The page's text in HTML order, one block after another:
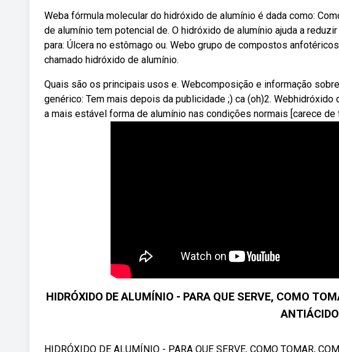
Weba fórmula molecular do hidróxido de alumínio é dada como:
de alumínio tem potencial de. O hidróxido de alumínio ajuda a
para: Úlcera no estômago ou. Webo grupo de compostos
chamado hidróxido de alumínio.
Quais são os principais usos e. Webcomposição e informação
genérico: Tem mais depois da publicidade ;) ca (oh)2.
a mais estável forma de alumínio nas condições normais [carece de
HIDRÓXIDO DE ALUMÍNIO - PARA QUE SERVE, COMO
ANTIÁCIDO
HIDRÓXIDO DE ALUMÍNIO - PARA QUE SERVE, COMO TOMAR,